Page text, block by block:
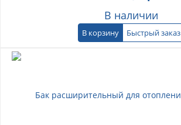
В наличии
В корзину Быстрый заказ